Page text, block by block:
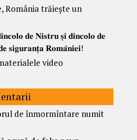
România trăiește un
𝐝𝐞 𝐍𝐢𝐬𝐭𝐫𝐮 𝐬̦𝐢 𝐝𝐢𝐧𝐜𝐨𝐥𝐨 𝐝𝐞
𝐬𝐢𝐠𝐮𝐫𝐚𝐧𝐭̦𝐚 𝐑𝐨𝐦𝐚̂𝐧𝐢𝐞𝐢!
video
de înmormîntare numit